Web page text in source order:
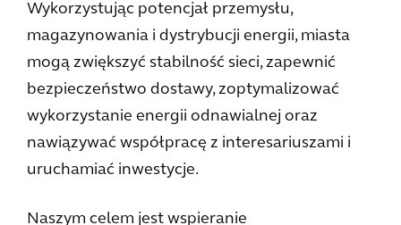
Wykorzystując potencjał przemysłu,
magazynowania i dystrybucji energii, miasta
mogą zwiększyć stabilność sieci, zapewnić
bezpieczeństwo dostawy, zoptymalizować
wykorzystanie energii odnawialnej oraz
nawiązywać współpracę z interesariuszami i
uruchamiać inwestycje.
Naszym celem jest wspieranie